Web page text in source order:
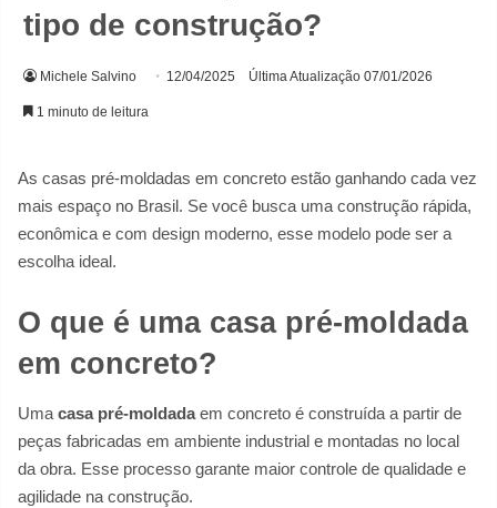
tipo de construção?
Michele Salvino 12/04/2025 Última Atualização 07/01/2026
1 minuto de leitura
As casas pré-moldadas em concreto estão ganhando cada vez
mais espaço no Brasil. Se você busca uma construção rápida,
econômica e com design moderno, esse modelo pode ser a
escolha ideal.
O que é uma casa pré-moldada
em concreto?
Uma casa pré-moldadaem concreto é construída a partir de
peças fabricadas em ambiente industrial e montadas no local
da obra. Esse processo garante maior controle de qualidade e
agilidade na construção.